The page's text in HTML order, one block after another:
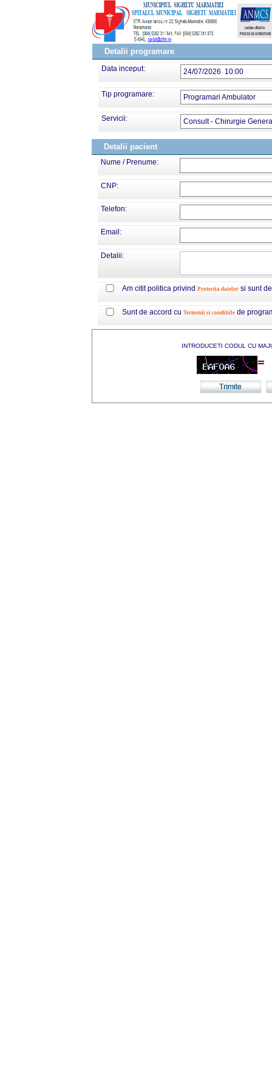
Detalii programare
Data inceput: 24/07/2026 10:00
Tip programare: Programari Ambulator
Servicii: Consult - Chirurgie
Detalii pacient
Nume / Prenume:
CNP:
Telefon:
Email:
Detalii:
Am citit politica privind Protectia datelor si sunt
Sunt de accord cu Termenii si conditiile de
INTRODUCETI CODUL CU
=